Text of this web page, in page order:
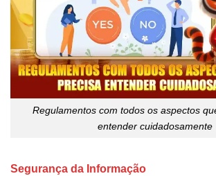
Regulamentos com todos os aspectos
entender cuidadosamente
Segurança da Informação